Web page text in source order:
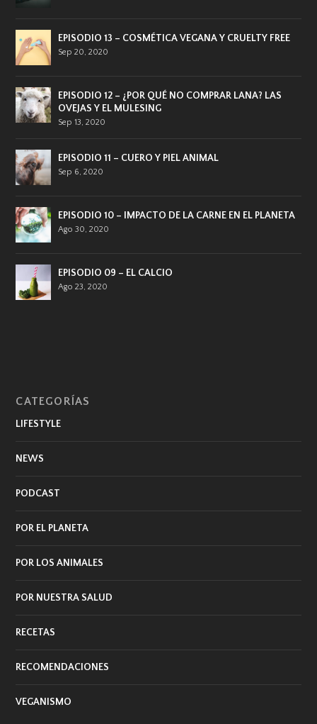
EPISODIO 13 – COSMÉTICA VEGANA Y CRUELTY FREE
Sep 20, 2020
EPISODIO 12 – ¿POR QUÉ NO COMPRAR LANA? LAS
OVEJAS Y EL MULESING
Sep 13, 2020
EPISODIO 11 – CUERO Y PIEL ANIMAL
Sep 6, 2020
EPISODIO 10 – IMPACTO DE LA CARNE EN EL PLANETA
Ago 30, 2020
EPISODIO 09 – EL CALCIO
Ago 23, 2020
CATEGORÍAS
LIFESTYLE
NEWS
PODCAST
POR EL PLANETA
POR LOS ANIMALES
POR NUESTRA SALUD
RECETAS
RECOMENDACIONES
VEGANISMO